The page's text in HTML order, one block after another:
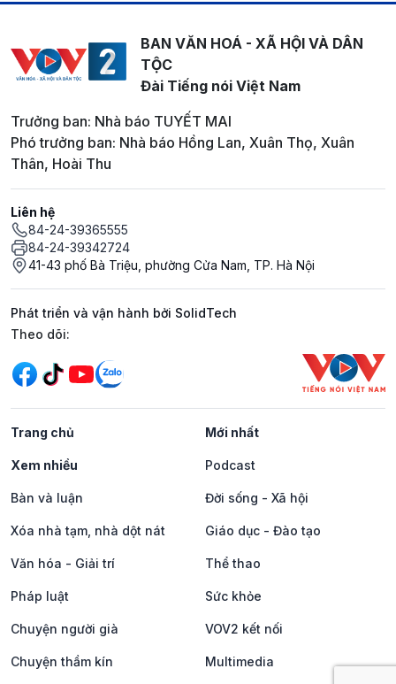
BAN VĂN HOÁ - XÃ HỘI VÀ DÂN
TỘC
Đài Tiếng nói Việt Nam
Trưởng ban: Nhà báo TUYẾT MAI
Phó trưởng ban: Nhà báo Hồng Lan, Xuân Thọ, Xuân
Thân, Hoài Thu
Liên hệ
84-24-39365555
84-24-39342724
41-43 phố Bà Triệu, phường Cửa Nam, TP. Hà Nội
Phát triển và vận hành bởi SolidTech
Mạng xã hội
Theo dõi:
Trang chủ Mới nhất
Xem nhiều Podcast
Bàn và luận Đời sống - Xã hội
Xóa nhà tạm, nhà dột nát Giáo dục - Đào tạo
Văn hóa - Giải trí Thể thao
Pháp luật Sức khỏe
Chuyện người già VOV2 kết nối
Chuyện thầm kín Multimedia